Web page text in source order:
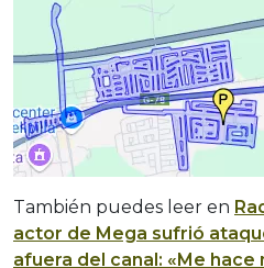
También puedes leer en
actor de Mega sufrió
afuera del canal: «Me